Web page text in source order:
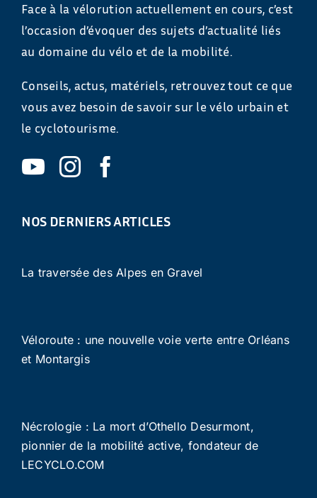
Face à la vélorution actuellement en cours, c’est
l’occasion d’évoquer des sujets d’actualité liés
au domaine du vélo et de la mobilité.
Conseils, actus, matériels, retrouvez tout ce que
vous avez besoin de savoir sur le vélo urbain et
le cyclotourisme.
NOS DERNIERS ARTICLES
La traversée des Alpes en Gravel
Véloroute : une nouvelle voie verte entre Orléans
et Montargis
Nécrologie : La mort d’Othello Desurmont,
pionnier de la mobilité active, fondateur de
LECYCLO.COM